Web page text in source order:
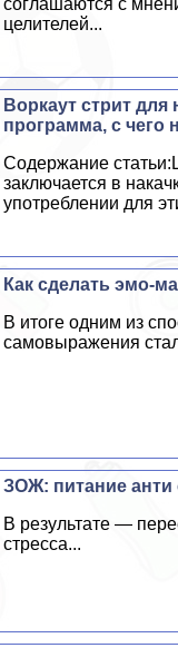
целителей...
Воркаут стрит
программа, с чего
Содержание
заключается в
употрeблении для
Как сделать эмо-
В итоге одним из
самовыражения
ЗОЖ: питание анти
В результате —
стресса...